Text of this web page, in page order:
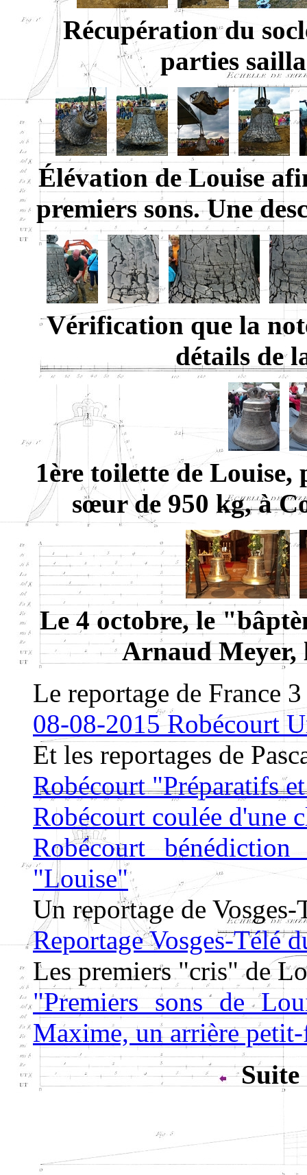
Récupération du
parties
Élévation de Louise
premiers sons. Une
Vérification que la
détails de
1ère toilette de Louise,
sœur de 950 kg, à
Le 4 octobre, le
Arnaud Meyer,
Le reportage de France
08-08-2015 Robécourt
Et les reportages de
Robécourt "Préparatifs
Robécourt coulée d'une
Robécourt
"Louise"
Un reportage de
Reportage Vosges-Télé
Les premiers "cris" de
"Premiers sons de
Maxime, un arrière
Suite